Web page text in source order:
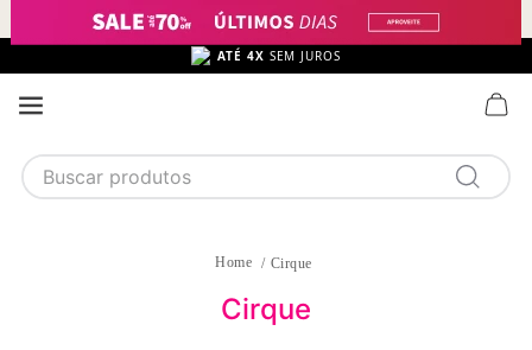
ATÉ 4X SEM JUROS
Buscar produtos
Cirque
Cirque